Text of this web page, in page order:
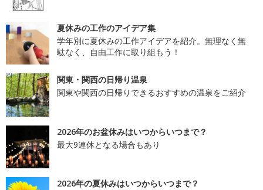
夏休みの工作のアイデア集
学年別に夏休みの工作アイデアを紹介。無理なく無
駄なく、自由工作に取り組もう！
関東・関西の日帰り温泉
関東や関西の日帰りできるおすすめの温泉をご紹介
2026年のお盆休みはいつからいつまで？
最大9連休となる場合もあり
2026年の夏休みはいつからいつまで？